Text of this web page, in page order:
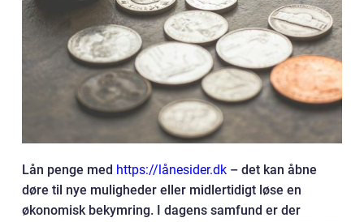
Lån penge med https://lånesider.dk – det kan åbne
døre til nye muligheder eller midlertidigt løse en
økonomisk bekymring. I dagens samfund er der